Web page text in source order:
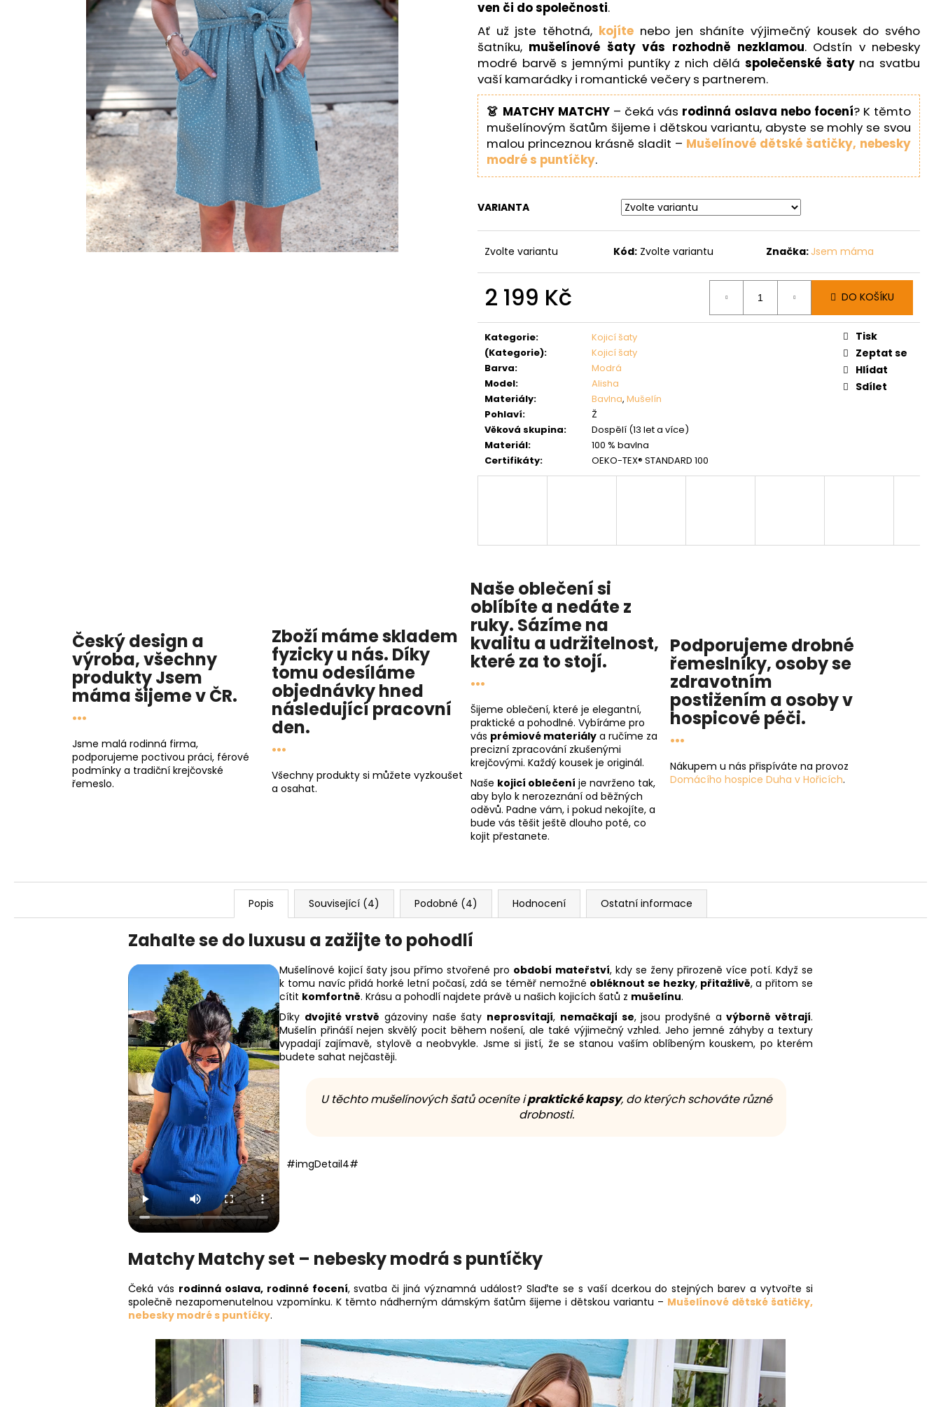
ven či do společnosti.
Ať už jste těhotná, kojítenebo jen sháníte výjimečný kousek do svého
šatníku, mušelínové šaty vás rozhodně nezklamou. Odstín v nebesky
modré barvě s jemnými puntíky z nich děláspolečenské šatyna svatbu
vaší kamarádky i romantické večery s partnerem.
👗 MATCHY MATCHY – čeká vás rodinná oslava nebo focení? K těmto
mušelínovým šatům šijeme i dětskou variantu, abyste se mohly se svou
malou princeznou krásně sladit – Mušelínové dětské šatičky, nebesky
modré s puntíčky.
VARIANTA
Zvolte variantu Kód: Zvolte variantu Značka: Jsem máma
2 199 Kč
cena:
DO KOŠÍKU
Kategorie:
Kojicí šaty
(Kategorie):
Kojicí šaty
Barva:
Modrá
Model:
Alisha
Materiály: Bavlna, Mušelín
Pohlaví:
Ž
Věková skupina:
Dospělí (13 let a více)
Materiál:
100 % bavlna
Certifikáty: OEKO-TEX® STANDARD 100
Tisk
Zeptat se
Hlídat
Sdílet
Český design a
výroba, všechny
produktyJsem
mámašijeme v ČR.
...
Jsme malá rodinná firma,
podporujeme poctivou práci, férové
podmínky a tradiční krejčovské
řemeslo.
Zboží máme skladem
fyzicky u nás. Díky
tomu odesíláme
objednávky hned
následující pracovní
den.
...
Všechny produkty si můžete vyzkoušet
a osahat.
Naše oblečení si
oblíbíte a nedáte z
ruky. Sázíme na
kvalitu a udržitelnost,
které za to stojí.
...
Šijeme oblečení, které je elegantní,
praktické a pohodlné. Vybíráme pro
vás prémiové materiály a ručíme za
precizní zpracování zkušenými
krejčovými. Každý kousek je originál.
Naše kojicí oblečení je navrženo tak,
aby bylo k nerozeznání od běžných
oděvů. Padne vám, i pokud nekojíte, a
bude vás těšit ještě dlouho poté, co
kojit přestanete.
Podporujeme drobné
řemeslníky, osoby se
zdravotním
postižením a osoby v
hospicové péči.
...
Nákupem u nás přispíváte na provoz
Domácího hospice Duha v Hořicích.
Popis Související (4) Podobné (4) Hodnocení Ostatní informace
Zahalte se do luxusu a zažijte to pohodlí
Mušelínové kojicí šaty jsou přímo stvořené pro období mateřství, kdy se ženy přirozeně více potí. Když se
k tomu navíc přidá horké letní počasí, zdá se téměř nemožné obléknout se hezky,přitažlivě, a přitom se
cítit komfortně. Krásu a pohodlí najdete právě u našich kojicích šatů z mušelínu.
Díky dvojité vrstvě gázoviny naše šaty neprosvítají, nemačkají se, jsou prodyšné avýborně větrají.
Mušelín přináší nejen skvělý pocit během nošení, ale také výjimečný vzhled. Jeho jemné záhyby a textury
vypadají zajímavě, stylově a neobvykle. Jsme si jistí, že se stanou vaším oblíbeným kouskem, po kterém
budete sahat nejčastěji.
U těchto mušelínových šatů oceníte ipraktické kapsy, do kterých schováte různé
drobnosti.
#imgDetail4#
Matchy Matchy set – nebesky modrá s puntíčky
Čeká vás rodinná oslava, rodinné focení, svatba či jiná významná událost? Slaďte se s vaší dcerkou do stejných barev a vytvořte si
společně nezapomenutelnou vzpomínku. K těmto nádherným dámským šatům šijeme i dětskou variantu – Mušelínové dětské šatičky,
nebesky modré s puntíčky.